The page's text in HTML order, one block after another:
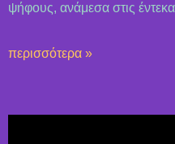
ψήφους, ανάμεσα στις έντεκα
περισσότερα »